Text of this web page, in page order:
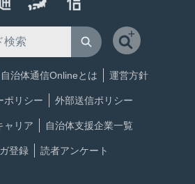
自治体通信Onlineとは 運営方針
ポリシー 外部送信ポリシー
ャリア 自治体支援企業一覧
登録 読者アンケート